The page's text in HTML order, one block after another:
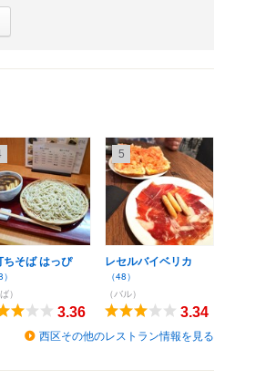
ちそば はっぴ
）
3.36
5
レセルバイベリカ
（48）
（バル）
3.34
西区その他のレストラン情報を見る